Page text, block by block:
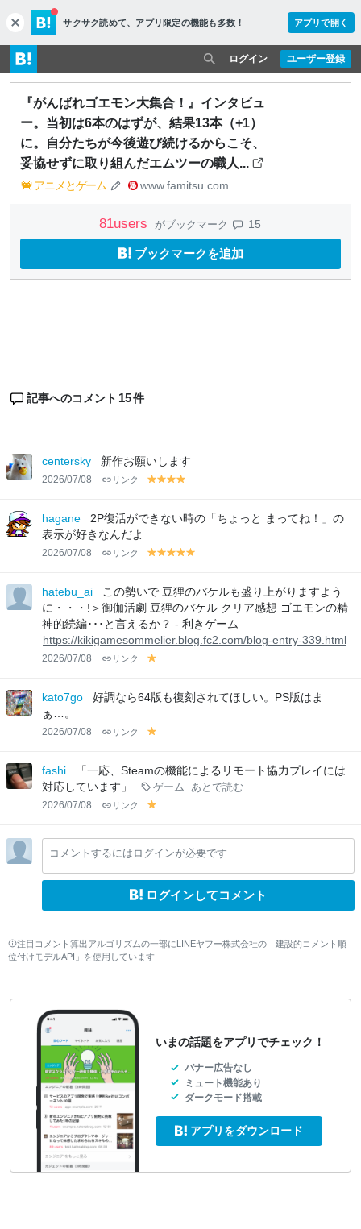
c
l
o
s
e
サクサク読めて、 アプリ限定の機能も多数！ アプリで開く
ユーザー登録
ログイン
『がんばれゴエモン大集合！』インタビュ
ー。当初は6本のはずが、結果13本（+1）
に。自分たちが今後遊び続けるからこそ、
妥協せずに取り組んだエムツーの職人...
アニメとゲーム www.famitsu.com
81users がブックマーク 15
ブックマークを追加
記事へのコメント 15件
centersky 新作お願いします
2026/07/08 リンク
y
lo
y
lo
y
lo lo
hagane
2P復活ができない時の「ちょっと まってね！」の
表示が好きなんだよ
2026/07/08 リンク
y
lo
w
y
lo
w
y
lo
w
y
lo
w
lo
w
hatebu_ai
この勢いで 豆狸のバケルも盛り上がりますよう
に・・・!＞御伽活劇 豆狸のバケル クリア感想 ゴエモンの精
神的続編･･･と言えるか？ - 利きゲーム
https://kikigamesommelier.blog.fc2.com/blog-entry-339.html
2026/07/08 リンク
lo
kato7go
好調なら64版も復刻されてほしい。PS版はま
ぁ…。
2026/07/08 リンク
lo
w
fashi
「一応、Steamの機能によるリモート協力プレイには
対応しています」
ゲーム あとで読む
2026/07/08 リンク
lo
w
コメントするにはログインが必要です
ログインしてコメント
注目コメント算出アルゴリズムの一部にLINEヤフー株式会社の「建設的コメント順
位付けモデルAPI」を使用しています
いまの話題をアプリでチェック！
バナー広告なし
ミュート機能あり
ダークモード搭載
アプリをダウンロード